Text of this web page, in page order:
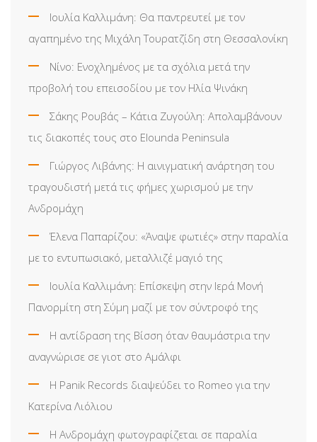
Ιουλία Καλλιμάνη: Θα παντρευτεί με τον
αγαπημένο της Μιχάλη Τουρατζίδη στη Θεσσαλονίκη
Νίνο: Ενοχλημένος με τα σχόλια μετά την
προβολή του επεισοδίου με τον Ηλία Ψινάκη
Σάκης Ρουβάς – Κάτια Ζυγούλη: Απολαμβάνουν
τις διακοπές τους στο Elounda Peninsula
Γιώργος Λιβάνης: Η αινιγματική ανάρτηση του
τραγουδιστή μετά τις φήμες χωρισμού με την
Ανδρομάχη
Έλενα Παπαρίζου: «Άναψε φωτιές» στην παραλία
με το εντυπωσιακό, μεταλλιζέ μαγιό της
Ιουλία Καλλιμάνη: Επίσκεψη στην Ιερά Μονή
Πανορμίτη στη Σύμη μαζί με τον σύντροφό της
Η αντίδραση της Βίσση όταν θαυμάστρια την
αναγνώρισε σε γιοτ στο Αμάλφι
Η Panik Records διαψεύδει το Romeo για την
Κατερίνα Λιόλιου
Η Ανδρομάχη φωτογραφίζεται σε παραλία